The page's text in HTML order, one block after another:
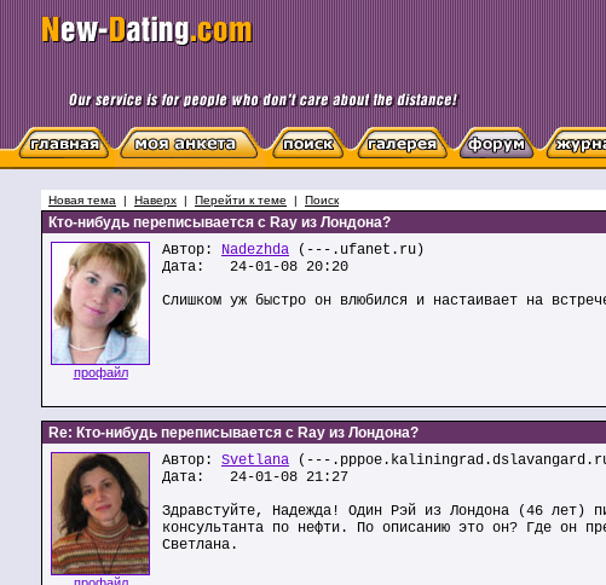
Новая тема | Наверх | Перейти к теме | Поиск
Кто-нибудь переписывается с Ray из Лондона?
профайл
Автор: Nadezhda (---.ufanet.ru)
Дата: 24-01-08 20:20
Слишком уж быстро он влюбился и настаивает на
Re: Кто-нибудь переписывается с Ray из Лондона?
Автор: Svetlana (---
Дата: 24-01-08 21:27
Здравстуйте, Надежда! Один Рэй из Лондона (46 лет)
консультанта по нефти. По описанию это он? Где он
Светлана.